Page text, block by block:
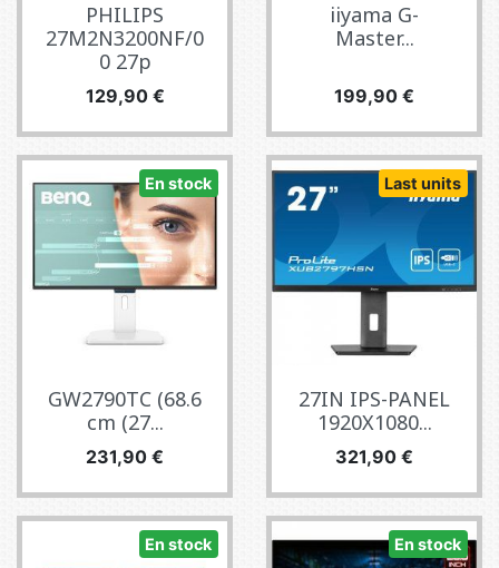
PHILIPS
27M2N3200NF/0
0 27p
Precio
129,90 €
iiyama G-
Master...
Precio
199,90 €
En stock
GW2790TC (68.6
cm (27...
Precio
231,90 €
Last units
27IN IPS-PANEL
1920X1080...
Precio
321,90 €
En stock En stock